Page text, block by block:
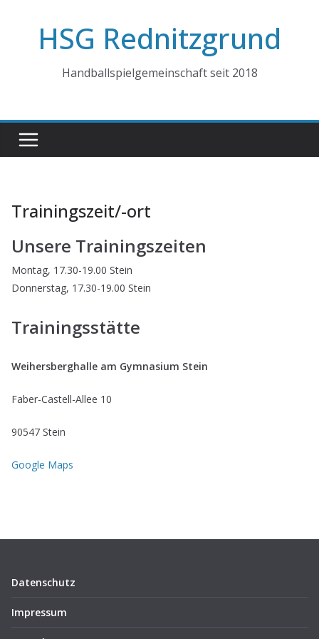
springenHSG Rednitzgrund
Handballspielgemeinschaft seit 2018
Trainingszeit/-ort
Unsere Trainingszeiten
Montag, 17.30-19.00 Stein
Donnerstag, 17.30-19.00 Stein
Trainingsstätte
Weihersberghalle am Gymnasium Stein
Faber-Castell-Allee 10
90547 Stein
Google Maps
Datenschutz
Impressum